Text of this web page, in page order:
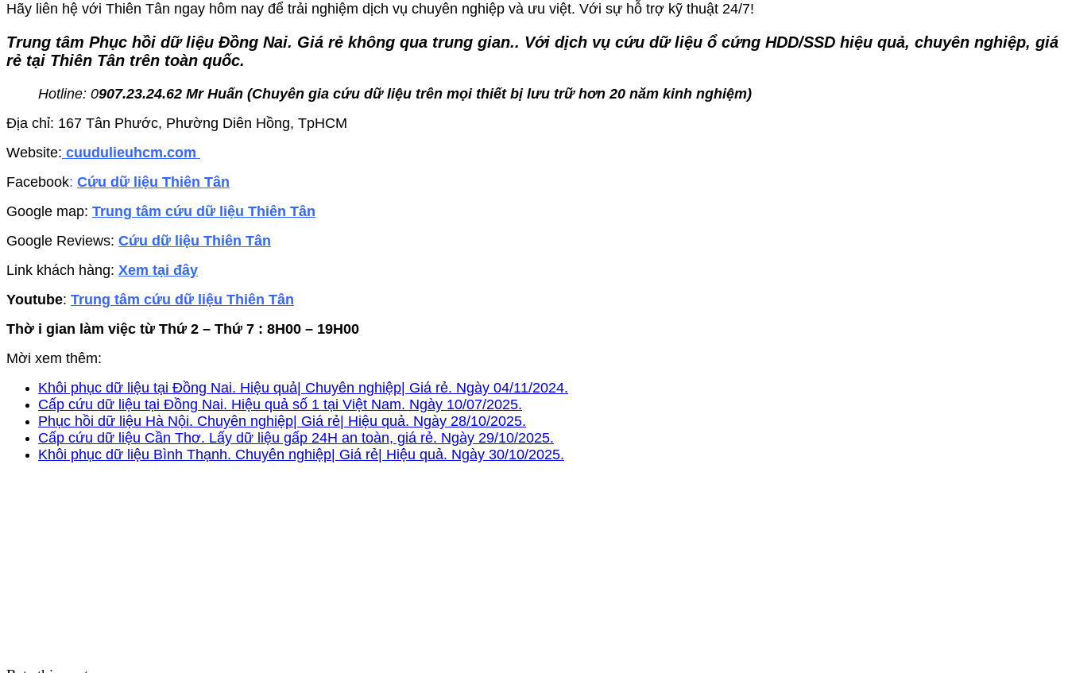
Hãy liên hệ với Thiên Tân ngay hôm nay để trải nghiệm dịch vụ chuyên nghiệp và ưu việt. Với sự hỗ trợ kỹ thuật 24/7!
Trung tâm Phục hồi dữ liệu Đồng Nai. Giá rẻ không qua trung gian.. Với dịch vụ cứu dữ liệu ổ cứng HDD/SSD hiệu quả, chuyên nghiệp, giá
rẻ tại Thiên Tân trên toàn quốc.
Hotline: 0907.23.24.62 Mr Huấn (Chuyên gia cứu dữ liệu trên mọi thiết bị lưu trữ hơn 20 năm kinh nghiệm)
Địa chỉ: 167 Tân Phước, Phường Diên Hồng, TpHCM
Website: cuudulieuhcm.com
Facebook: Cứu dữ liệu Thiên Tân
Google map: Trung tâm cứu dữ liệu Thiên Tân
Google Reviews: Cứu dữ liệu Thiên Tân
Link khách hàng: Xem tại đây
Youtube: Trung tâm cứu dữ liệu Thiên Tân
Thờ i gian làm việc từ Thứ 2 – Thứ 7 : 8H00 – 19H00
Mời xem thêm:
Khôi phục dữ liệu tại Đồng Nai. Hiệu quả| Chuyên nghiệp| Giá rẻ. Ngày 04/11/2024.
Cấp cứu dữ liệu tại Đồng Nai. Hiệu quả số 1 tại Việt Nam. Ngày 10/07/2025.
Phục hồi dữ liệu Hà Nội. Chuyên nghiệp| Giá rẻ| Hiệu quả. Ngày 28/10/2025.
Cấp cứu dữ liệu Cần Thơ. Lấy dữ liệu gấp 24H an toàn, giá rẻ. Ngày 29/10/2025.
Khôi phục dữ liệu Bình Thạnh. Chuyên nghiệp| Giá rẻ| Hiệu quả. Ngày 30/10/2025.